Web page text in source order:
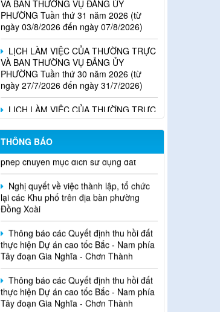
ngày 03/8/2026 đến ngày 07/8/2026)
LỊCH LÀM VIỆC CỦA THƯỜNG TRỰC
VÀ BAN THƯỜNG VỤ ĐẢNG ỦY
PHƯỜNG Tuần thứ 30 năm 2026 (từ
ngày 27/7/2026 đến ngày 31/7/2026)
LỊCH LÀM VIỆC CỦA THƯỜNG TRỰC
VÀ BAN THƯỜNG VỤ ĐẢNG ỦY
PHƯỜNG Tuần thứ 29 năm 2026 (từ
THÔNG BÁO
Thông báo Quyết định về việc cho
phép chuyển mục đích sử dụng đất
Nghị quyết về việc thành lập, tổ chức
lại các Khu phố trên địa bàn phường
Đồng Xoài
Thông báo các Quyết định thu hồi đất
thực hiện Dự án cao tốc Bắc - Nam phía
Tây đoạn Gia Nghĩa - Chơn Thành
Thông báo các Quyết định thu hồi đất
thực hiện Dự án cao tốc Bắc - Nam phía
Tây đoạn Gia Nghĩa - Chơn Thành